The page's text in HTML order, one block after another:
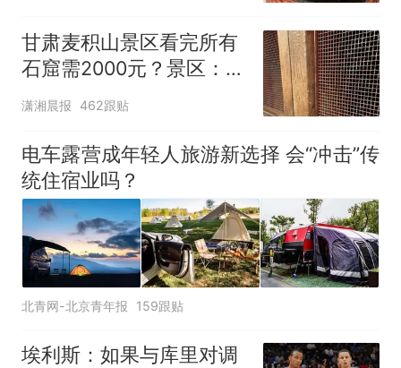
甘肃麦积山景区看完所有
石窟需2000元？景区：部
分石窟受特别保护，游客
潇湘晨报 462跟贴
电车露营成年轻人旅游新选择 会“冲击”传
统住宿业吗？
北青网-北京青年报 159跟贴
埃利斯：如果与库里对调